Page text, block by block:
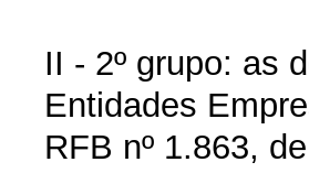
II - 2º grupo: as
Entidades
RFB nº 1.863,